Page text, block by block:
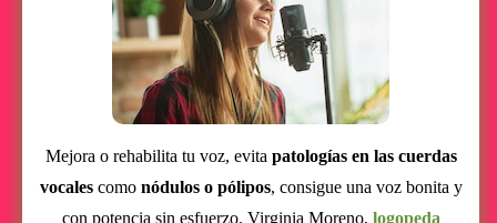
Mejora o rehabilita tu voz, evita patologías en las cuerdas
vocalescomo nódulos o pólipos, consigue una voz bonita y
con potencia sin esfuerzo. Virginia Moreno, logopeda